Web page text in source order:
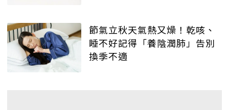
節氣立秋天氣熱又燥！乾咳、
睡不好記得「養陰潤肺」告別
換季不適